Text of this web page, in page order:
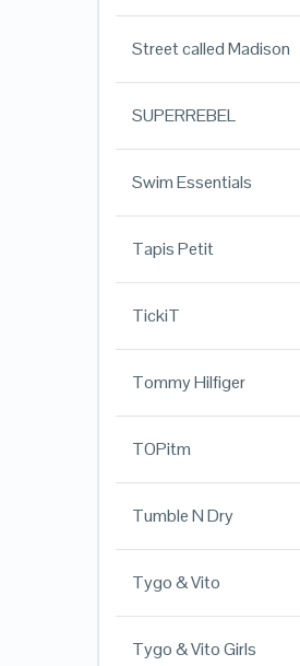
Street called Madison
SUPERREBEL
Swim Essentials
Tapis Petit
TickiT
Tommy Hilfiger
TOPitm
Tumble N Dry
Tygo & Vito
Tygo & Vito Girls